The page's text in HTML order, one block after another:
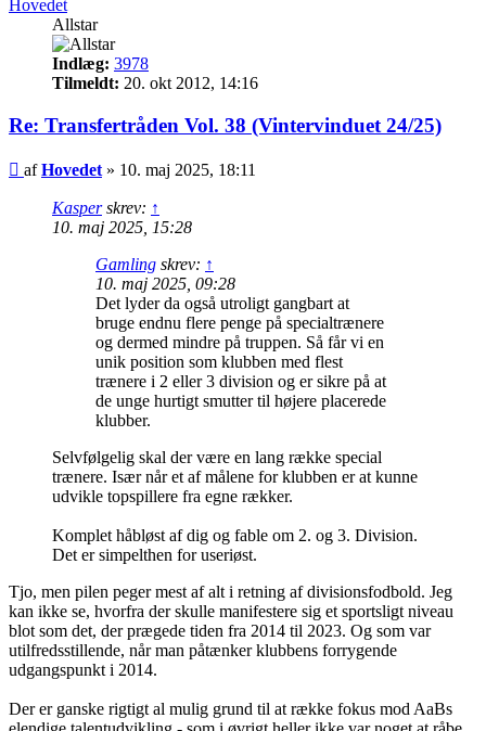
Hovedet
Allstar
Indlæg: 3978
Tilmeldt: 20. okt 2012, 14:16
Re: Transfertråden Vol. 38 (Vintervinduet 24/25)
Indlæg
afHovedet» 10. maj 2025, 18:11
Kasperskrev: ↑
10. maj 2025, 15:28
Gamling skrev: ↑
10. maj 2025, 09:28
Det lyder da også utroligt gangbart at
bruge endnu flere penge på specialtrænere
og dermed mindre på truppen. Så får vi en
unik position som klubben med flest
trænere i 2 eller 3 division og er sikre på at
de unge hurtigt smutter til højere placerede
klubber.
Selvfølgelig skal der være en lang række special
trænere. Især når et af målene for klubben er at kunne
udvikle topspillere fra egne rækker.
Komplet håbløst af dig og fable om 2. og 3. Division.
Det er simpelthen for useriøst.
Tjo, men pilen peger mest af alt i retning af divisionsfodbold. Jeg
kan ikke se, hvorfra der skulle manifestere sig et sportsligt niveau
blot som det, der prægede tiden fra 2014 til 2023. Og som var
utilfredsstillende, når man påtænker klubbens forrygende
udgangspunkt i 2014.
Der er ganske rigtigt al mulig grund til at række fokus mod AaBs